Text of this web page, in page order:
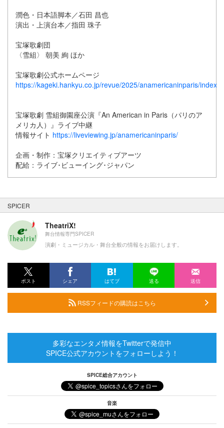
潤色・日本語脚本／石田 昌也
演出・上演台本／指田 珠子
宝塚歌劇団
〈雪組〉 朝美 絢 ほか
宝塚歌劇公式ホームページ
https://kageki.hankyu.co.jp/revue/2025/anamericaninparis/
宝塚歌劇 雪組御園座公演『An American in Paris（パリのア
メリカ人）』ライブ中継
情報サイト https://liveviewing.jp/anamericaninparis/
企画・制作：宝塚クリエイティブアーツ
配給：ライブ･ビューイング･ジャパン
SPICER
TheatriX!
舞台情報専門SPICER
演劇・ミュージカル・舞台全般の情報をお届けします。
ポスト シェア はてブ 送る 送信
RSSフィードの購読はこちら
多彩なエンタメ情報をTwitterで発信中
SPICE公式アカウントをフォローしよう！
SPICE総合アカウント
音楽